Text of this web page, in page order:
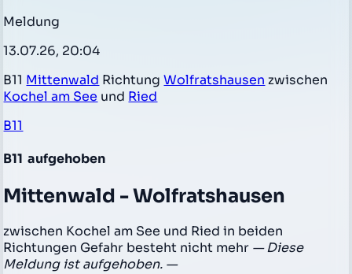
Meldung
13.07.26, 20:04
B11 Mittenwald RichtungWolfratshausen zwischen
Kochel am See und Ried
B11
B11 aufgehoben
Mittenwald - Wolfratshausen
zwischen Kochel am See und Ried in beiden
Richtungen Gefahr besteht nicht mehr — Diese
Meldung ist aufgehoben. —